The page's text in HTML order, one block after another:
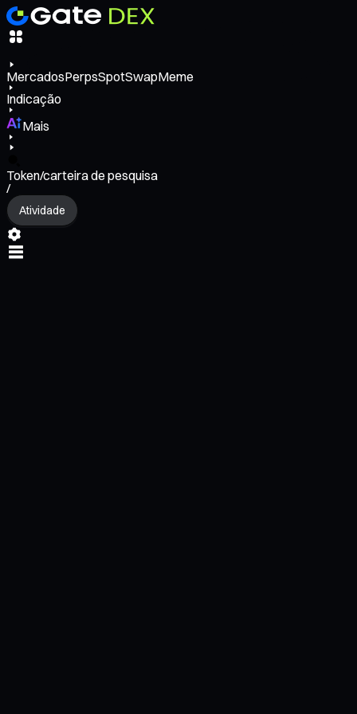
MercadosPerpsSpotSwapMeme
Indicação
Mais
Token/carteira de pesquisa
/
Atividade